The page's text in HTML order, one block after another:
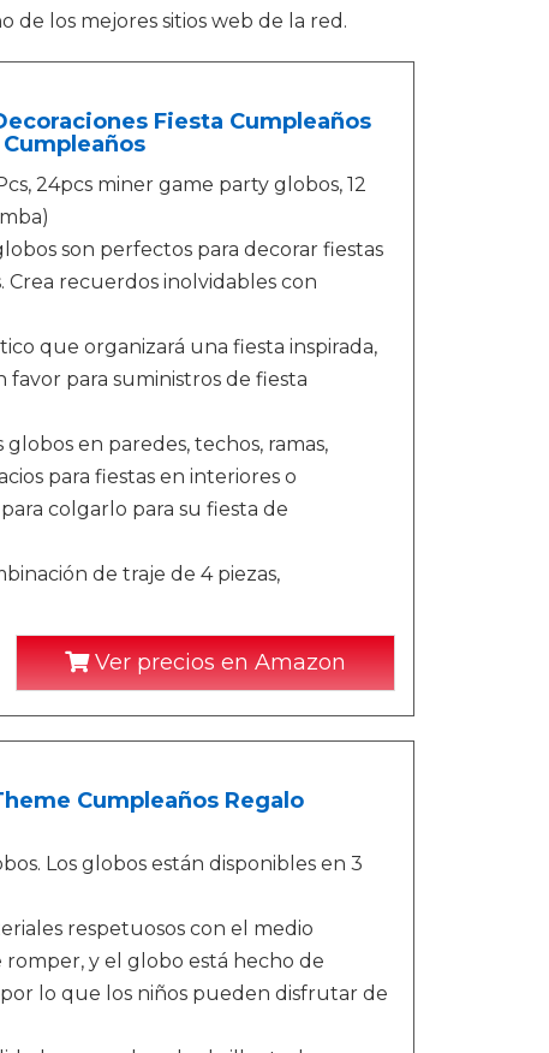
de los mejores sitios web de la red.
Fiesta Cumpleaños
24pcs miner game party globos, 12
son perfectos para decorar fiestas
Crea recuerdos inolvidables con
que organizará una fiesta inspirada,
para suministros de fiesta
en paredes, techos, ramas,
para fiestas en interiores o
colgarlo para su fiesta de
de traje de 4 piezas,
Ver precios en Amazon
Cumpleaños Regalo
Los globos están disponibles en 3
respetuosos con el medio
y el globo está hecho de
lo que los niños pueden disfrutar de